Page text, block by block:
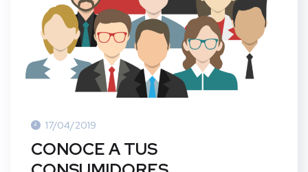
17/04/2019
CONOCE A TUS